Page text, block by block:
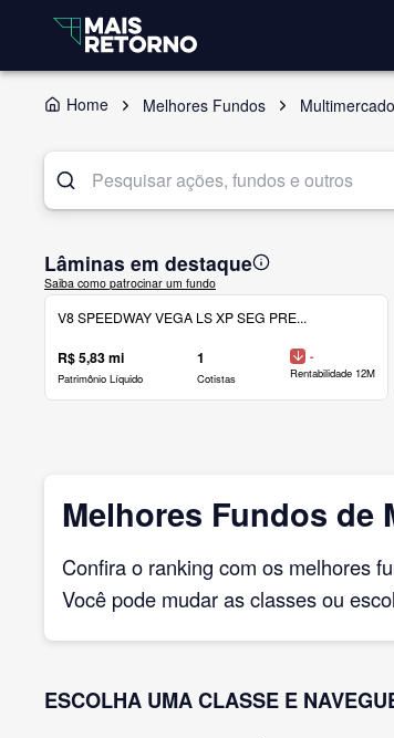
Home Melhores Fundos
Lâminas em destaque
Saiba como patrocinar um fundo
V8 SPEEDWAY VEGA LS XP SEG PRE...
R$ 5,83 mi
Patrimônio Líquido
1
Cotistas
-
Rentabilidade 12M
Melhores Fundos de
Confira o ranking com os melhores
Você pode mudar as classes ou
ESCOLHA UMA CLASSE E